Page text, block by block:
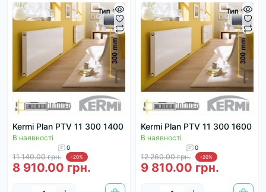
Kermi Plan PTV 11 300 1400
В наявності
0
11 140.00 грн. -20%
8 910.00 грн.
Kermi Plan PTV 11 300 1600
В наявності
0
12 260.00 грн. -20%
9 810.00 грн.